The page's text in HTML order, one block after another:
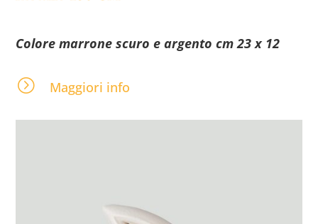
Colore marrone scuro e argento cm 23 x 12
= Maggiori info